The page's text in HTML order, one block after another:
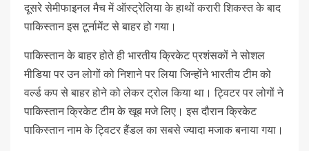
दूसरे सेमीफाइनल मैच में ऑस्ट्रेलिया के हाथों करारी शिकस्त के बाद
पाकिस्तान इस टूर्नामेंट से बाहर हो गया।
पाकिस्तान के बाहर होते ही भारतीय क्रिकेट प्रशंसकों ने सोशल
मीडिया पर उन लोगों को निशाने पर लिया जिन्होंने भारतीय टीम को
वर्ल्ड कप से बाहर होने को लेकर ट्रोल किया था। ट्विटर पर लोगों ने
पाकिस्तान क्रिकेट टीम के खूब मजे लिए। इस दौरान क्रिकेट
पाकिस्तान नाम के ट्विटर हैंडल का सबसे ज्यादा मजाक बनाया गया।